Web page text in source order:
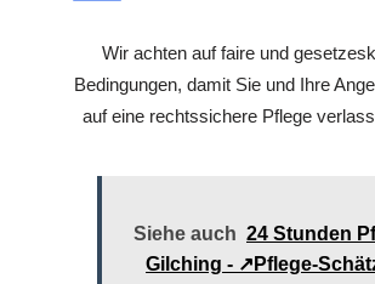
Wir achten auf faire und
Bedingungen, damit Sie und Ihre
auf eine rechtssichere Pflege
Siehe auch 24 Stunden
Gilching - ↗️Pflege-